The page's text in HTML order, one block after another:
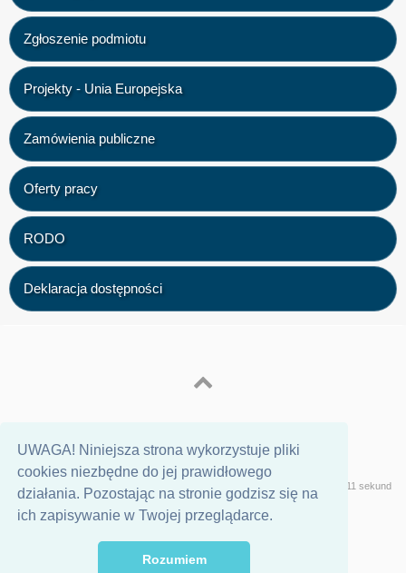
UWAGA! Niniejsza strona wykorzystuje pliki
cookies niezbędne do jej prawidłowego
działania. Pozostając na stronie godzisz się na
ich zapisywanie w Twojej przeglądarce.
Rozumiem
Zgłoszenie podmiotu
Projekty - Unia Europejska
Zamówienia publiczne
Oferty pracy
RODO
Deklaracja dostępności
WersjaGeeklog
Strona wygenerowana w 0,11 sekund